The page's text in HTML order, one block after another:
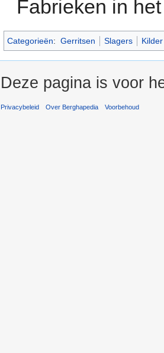
Fabrieken in
Categorieën: Gerritsen Slagers
Deze pagina is voor
Privacybeleid Over Berghapedia Voorbehoud